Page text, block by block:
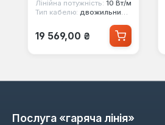
Лінійна потужність: 10 Вт/м
Тип кабелю: двожильний екранований
Звичайна ціна:
19 569,00 ₴
Послуга «гаряча лінія»